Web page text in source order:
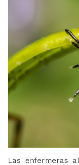
Las enfermeras